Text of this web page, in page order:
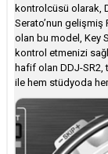
kontrolcüsü olarak,
Serato’nun
olan bu model, Key
kontrol etmenizi
hafif olan DDJ-SR2,
ile hem stüdyoda